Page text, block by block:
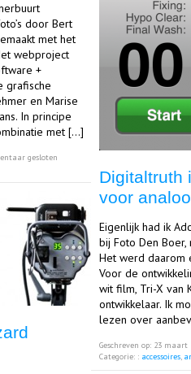
door Bert
met het
webproject
+
grafische
en Marise
In principe
met […]
gesloten
Digitaltruth
voor
Eigenlijk had ik
bij Foto Den
Het werd daarom
Voor de
wit film, Tri-X van
ontwikkelaar. Ik
lezen over
Geschreven op: 23
Categorie: : accessoires,